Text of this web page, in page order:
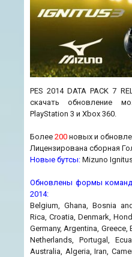
PES 2014 DATA PACK 7
скачать обновление
PlayStation 3 и Xbox 360.
Более 200 новых и
Лицензирована сборная
Новые бутсы: Mizuno
Обновлены формы команд
2014:
Belgium, Ghana, Bosnia
Rica, Croatia, Denmark,
Germany, Argentina, Greece,
Netherlands, Portugal,
Australia, Algeria, Iran,